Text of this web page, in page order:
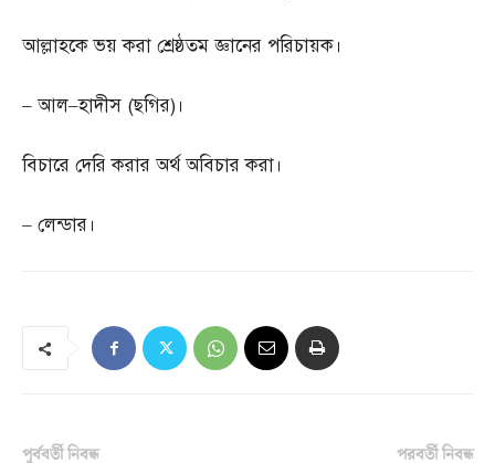
আল্লাহকে ভয় করা শ্রেষ্ঠতম জ্ঞানের পরিচায়ক।
–আল–হাদীস (ছগির)।
বিচারে দেরি করার অর্থ অবিচার করা।
– লেন্ডার।
পূর্ববর্তী নিবন্ধ
পরবর্তী নিবন্ধ